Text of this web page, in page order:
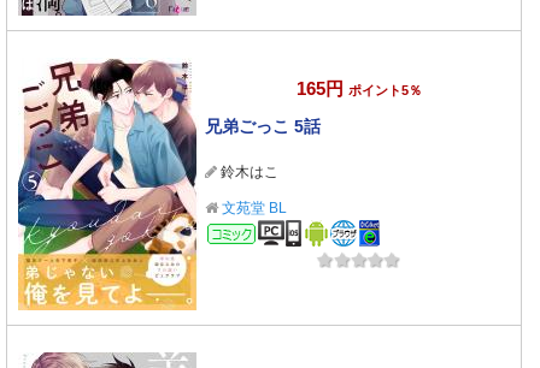
165円 ポイント5％
兄弟ごっこ 5話
鈴木はこ
文苑堂 BL
コミック